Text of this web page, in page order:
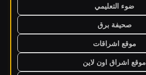
ضوء التعليمي
صحيفة برق
موقع اشراقات
موقع اشراق اون لاين